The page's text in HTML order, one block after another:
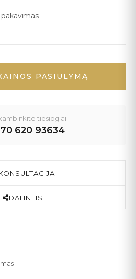
PASIŪLYMĄ
tiesiogiai
620 93634
DALINTIS